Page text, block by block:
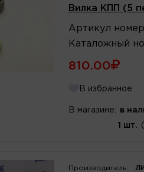
Вилка КПП (5
Артикул номер
Каталожный
810.00
В избранное
В магазине: в
1 шт.
Производитель: